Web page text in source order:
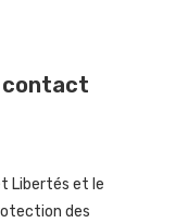
contact
Libertés et le
des